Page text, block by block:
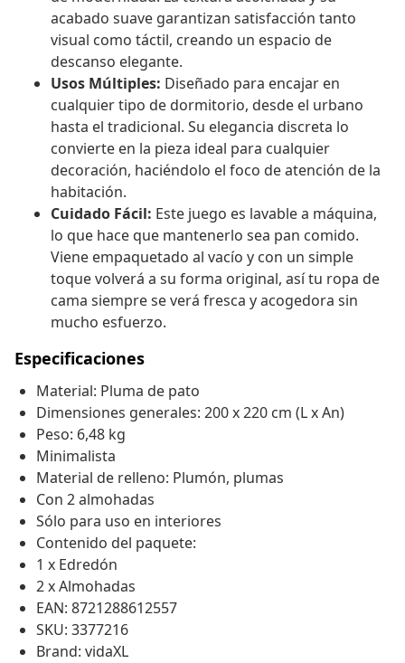
acabado suave garantizan satisfacción tanto
visual como táctil, creando un espacio de
descanso elegante.
Usos Múltiples: Diseñado para encajar en
cualquier tipo de dormitorio, desde el urbano
hasta el tradicional. Su elegancia discreta lo
convierte en la pieza ideal para cualquier
decoración, haciéndolo el foco de atención de la
habitación.
Cuidado Fácil: Este juego es lavable a máquina,
lo que hace que mantenerlo sea pan comido.
Viene empaquetado al vacío y con un simple
toque volverá a su forma original, así tu ropa de
cama siempre se verá fresca y acogedora sin
mucho esfuerzo.
Especificaciones
Material: Pluma de pato
Dimensiones generales: 200 x 220 cm (L x An)
Peso: 6,48 kg
Minimalista
Material de relleno: Plumón, plumas
Con 2 almohadas
Sólo para uso en interiores
Contenido del paquete:
1 x Edredón
2 x Almohadas
EAN: 8721288612557
SKU: 3377216
Brand: vidaXL